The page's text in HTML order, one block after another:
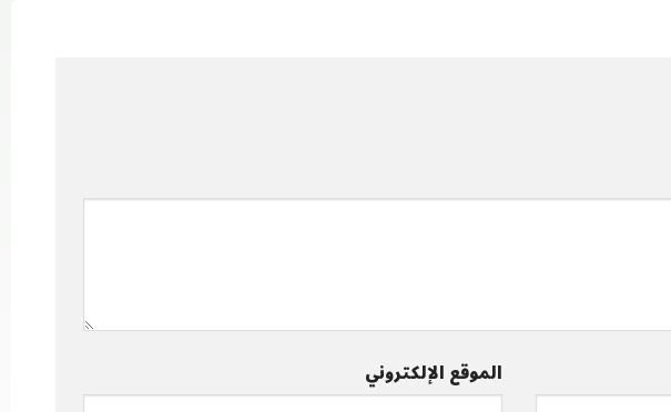
الموقع الإلكتروني